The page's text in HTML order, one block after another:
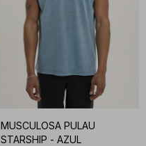
MUSCULOSA PULAU
STARSHIP - AZUL